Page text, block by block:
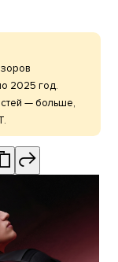
2025 год.
— больше,